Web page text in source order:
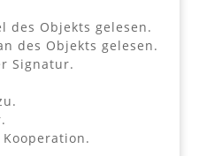
des Objekts gelesen.
des Objekts gelesen.
Signatur.